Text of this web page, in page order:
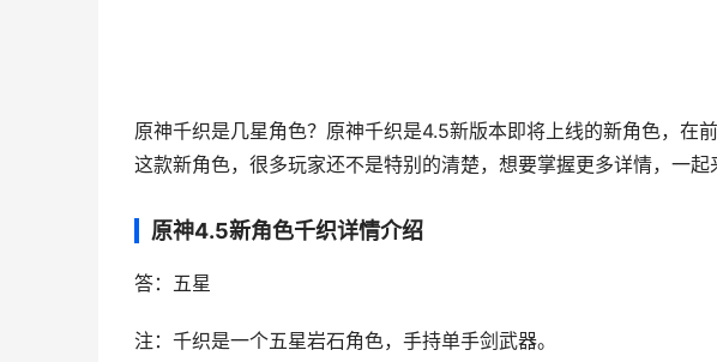
原神千织是几星角色？原神千织是4.5新版本即将上线的新角色，在
这款新角色，很多玩家还不是特别的清楚，想要掌握更多详情，一起
原神4.5新角色千织详情介绍
答：五星
注：千织是一个五星岩石角色，手持单手剑武器。